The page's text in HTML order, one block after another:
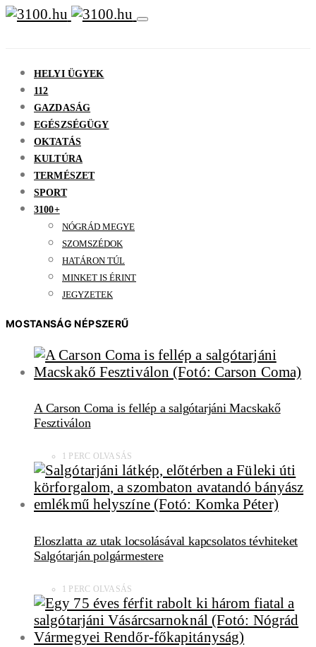
HELYI ÜGYEK
112
GAZDASÁG
EGÉSZSÉGÜGY
OKTATÁS
KULTÚRA
TERMÉSZET
SPORT
3100+
NÓGRÁD MEGYE
SZOMSZÉDOK
HATÁRON TÚL
MINKET IS ÉRINT
JEGYZETEK
MOSTANSÁG NÉPSZERŰ
A Carson Coma is fellép a salgótarjáni Macskakő
Fesztiválon
1 PERC OLVASÁS
Eloszlatta az utak locsolásával kapcsolatos tévhiteket
Salgótarján polgármestere
1 PERC OLVASÁS